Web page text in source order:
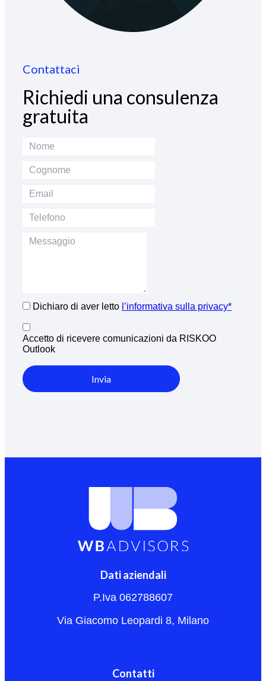
Contattaci
Richiedi una consulenza
gratuita
Dichiaro di aver letto l’informativa sulla privacy*
Accetto di ricevere comunicazioni da RISKOO
Outlook
Invia
Dati aziendali
P.Iva 062788607
Via Giacomo Leopardi 8, Milano
Contatti